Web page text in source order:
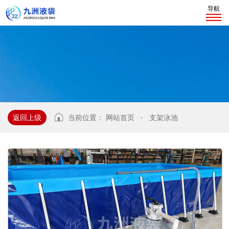
导航
返回上级 当前位置： 网站首页 - 支架泳池